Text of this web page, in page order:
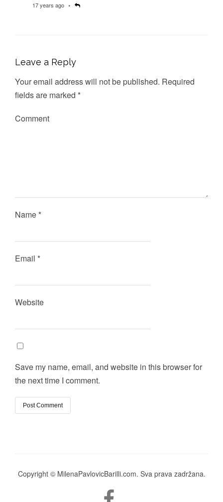
17 years ago
Leave a Reply
Your email address will not be published. Required
fields are marked *
Comment
Name *
Email *
Website
Save my name, email, and website in this browser for
the next time I comment.
Copyright © MilenaPavlovicBarilli.com. Sva prava zadržana.